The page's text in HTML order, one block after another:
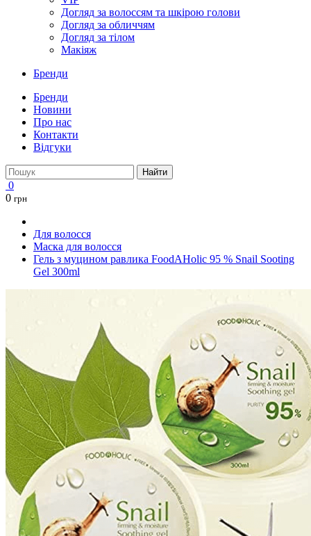
Догляд за волоссям та шкірою голови
Догляд за обличчям
Догляд за тілом
Макіяж
Бренди
Бренди
Новини
Про нас
Контакти
Відгуки
Найти
0
0 грн
Для волосся
Маска для волосся
Гель з муцином равлика FoodAHolic 95 % Snail Sooting
Gel 300ml